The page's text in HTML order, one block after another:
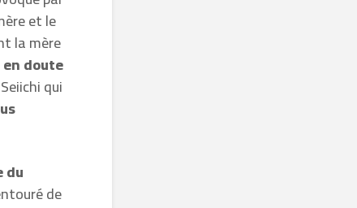
et le
la mère
doute
qui
du
de